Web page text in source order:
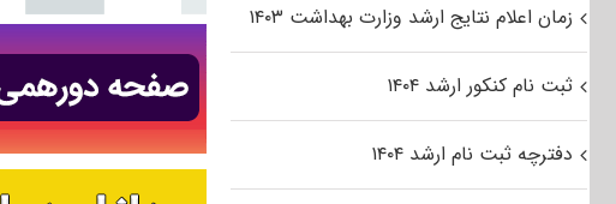
زمان اعلام نتایج ارشد وزارت بهداشت ۱۴۰۳
ثبت نام کنکور ارشد ۱۴۰۴
دفترچه ثبت نام ارشد ۱۴۰۴